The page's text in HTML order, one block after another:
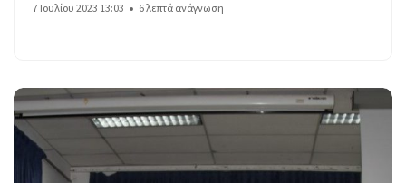
7 Ιουλίου 2023 13:03 6 λεπτά ανάγνωση